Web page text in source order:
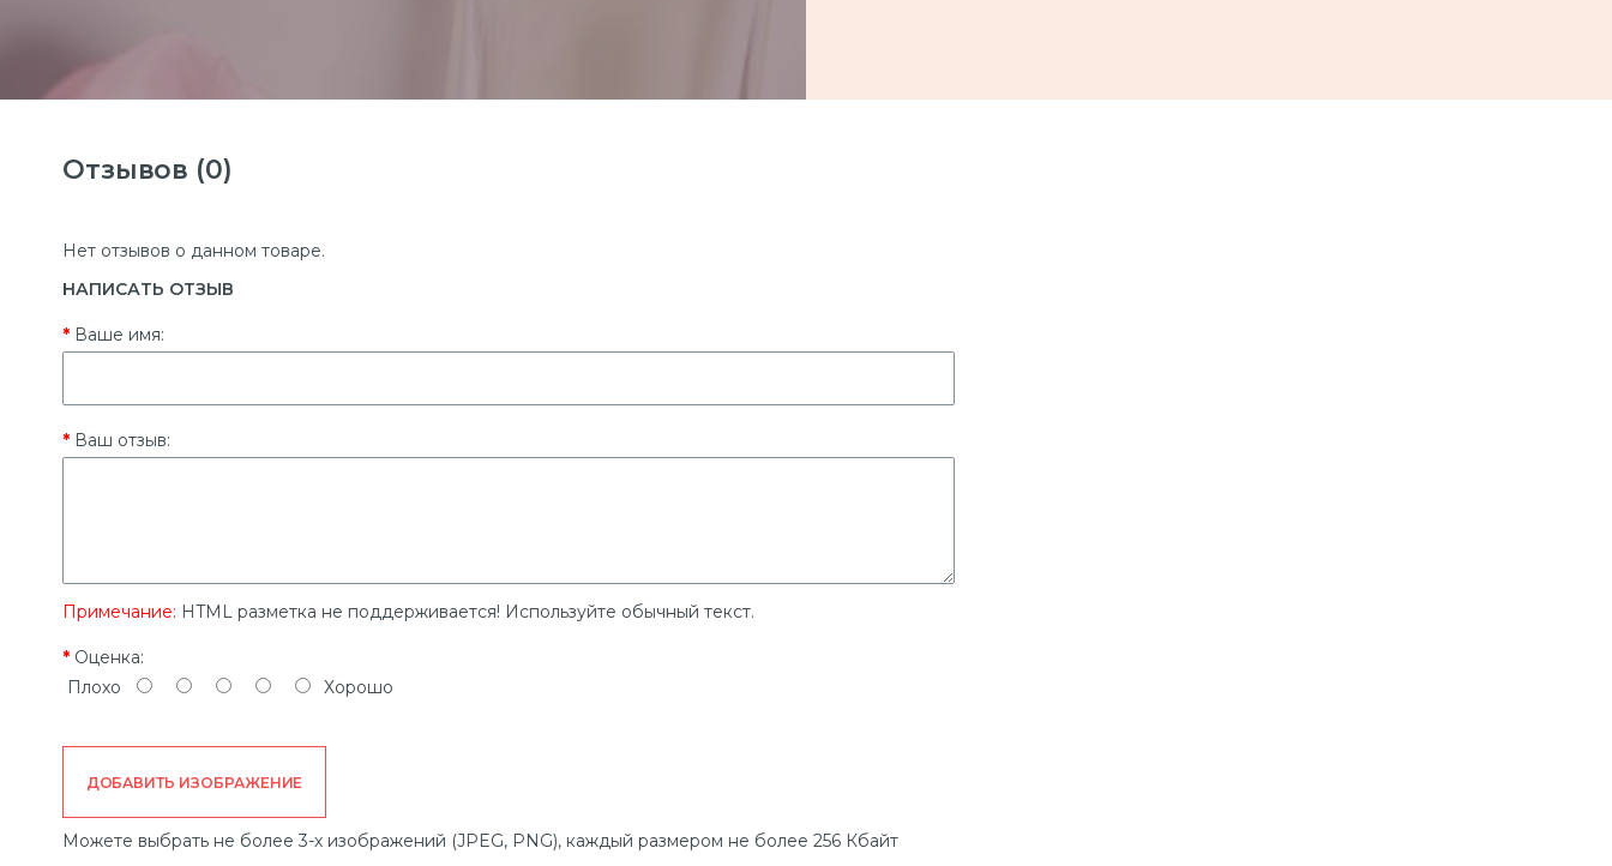
Отзывов (0)
Нет отзывов о данном товаре.
НАПИСАТЬ ОТЗЫВ
Ваше имя:
Ваш отзыв:
Примечание: HTML разметка не поддерживается! Используйте обычный текст.
Оценка:
Плохо
Хорошо
ДОБАВИТЬ ИЗОБРАЖЕНИЕ
Можете выбрать не более 3-х изображений (JPEG, PNG), каждый размером не более 256 Кбайт